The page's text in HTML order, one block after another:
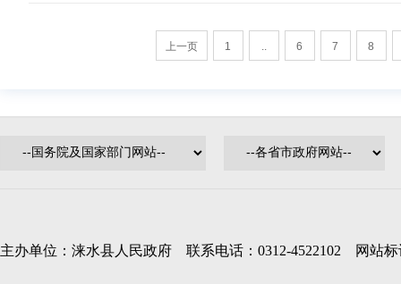
上一页 1 6 7 8
主办单位：涞水县人民政府 联系电话：0312-4522102 网站标